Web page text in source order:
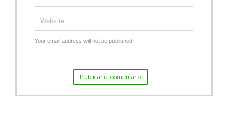
Your email address will not be published.